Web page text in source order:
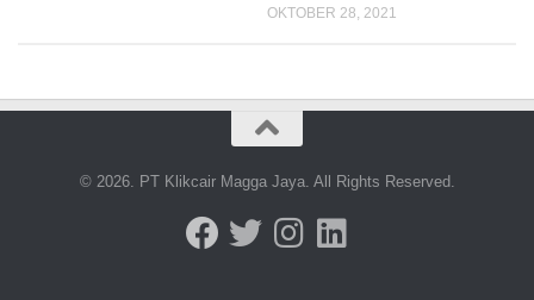
OKTOBER 28, 2021
© 2026. PT Klikcair Magga Jaya. All Rights Reserved.